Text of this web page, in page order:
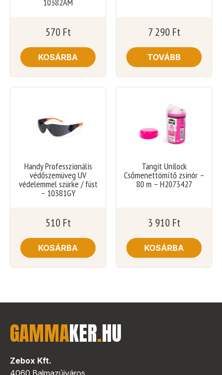
570 Ft
KOSÁRBA
7 290 Ft
TOVÁBB
Handy Professzionális
védőszemüveg UV
védelemmel szürke / füst
– 10381GY
510 Ft
KOSÁRBA
Tangit Unilock
Csőmenettömítő zsinór –
80 m – H2073427
3 910 Ft
KOSÁRBA
GAMMAKER.HU
Zebox Kft.
4060 Balmazújváros,